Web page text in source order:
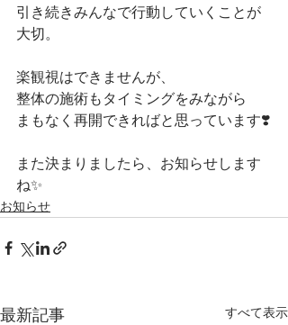
引き続きみんなで行動していくことが
大切。
楽観視はできませんが、
整体の施術もタイミングをみながら
まもなく再開できればと思っています❣️
また決まりましたら、お知らせします
ね✨
お知らせ
最新記事 すべて表示